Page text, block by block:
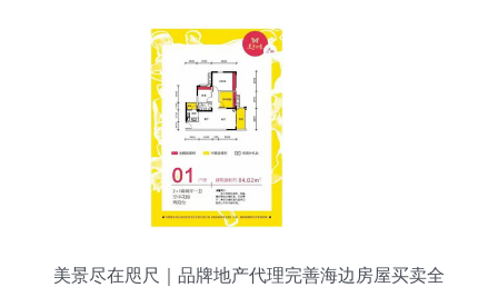
美景尽在咫尺｜品牌地产代理完善海边房屋买卖全